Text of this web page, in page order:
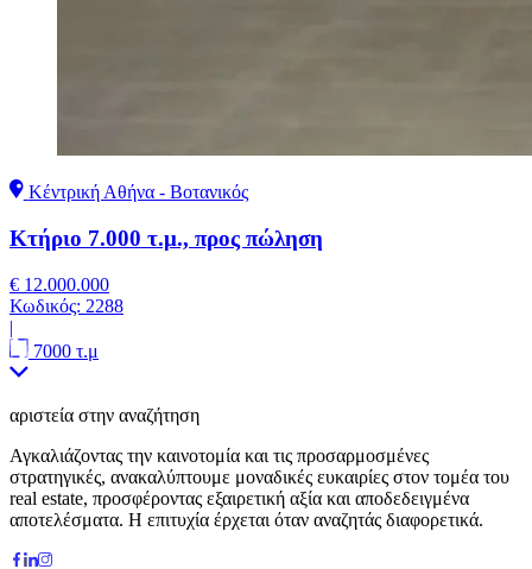
Κέντρική Αθήνα - Βοτανικός
Κτήριο 7.000 τ.μ., προς πώληση
€ 12.000.000
Κωδικός: 2288
|
7000 τ.μ
αριστεία στην αναζήτηση
Αγκαλιάζοντας την καινοτομία και τις προσαρμοσμένες
στρατηγικές, ανακαλύπτουμε μοναδικές ευκαιρίες στον τομέα του
real estate, προσφέροντας εξαιρετική αξία και αποδεδειγμένα
αποτελέσματα. Η επιτυχία έρχεται όταν αναζητάς διαφορετικά.